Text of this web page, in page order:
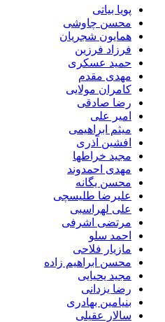
پویا بیاتی
محسن چاوشی
همایون شجریان
فرزاد فرزین
حمید عسکری
مهدی مقدم
کامران مولایی
رضا صادقی
امیر علی
میثم ابراهیمی
افشین آذری
مجید خراطها
مهدی احمدوند
محسن یگانه
علیرضا طلیسچی
علی لهراسبی
مرتضی اشرفی
احمد سلو
مازیار فلاحی
محسن ابراهیم زاده
مجید یحیایی
رضا یزدانی
بنیامین بهادری
سالار عقیلی